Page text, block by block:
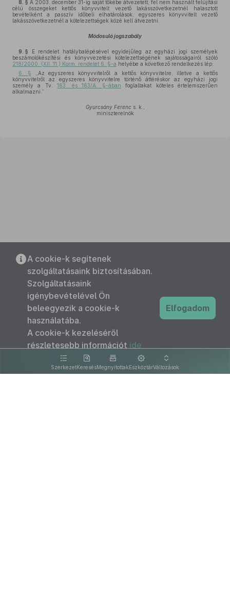
8. § A 2003. december 31-ig saját tőkébe átvezetett, fel nem használt felújítási
célú összegeket kettős könyvvitelt vezető lakásszövetkezetnél halasztott
bevételként a passzív időbeli elhatárolások, egyszeres könyvvitelt vezető
lakásszövetkezetnél a kötelezettségek közé kell átvezetni.
Módosuló jogszabály
9. § E rendelet hatálybalépésével egyidejűleg az egyházi jogi személyek
beszámolókészítési és könyvvezetési kötelezettségének sajátosságairól szóló
218/2000. (XII. 11.) Korm. rendelet 6. §-a helyébe a következő rendelkezés lép:
6. § „Az egyszeres könyvvitelről a kettős könyvvitelre, illetve a kettős
könyvvitelről az egyszeres könyvvitelre történő áttéréskor az egyházi jogi
személy a Tv.163. és 163/A. §-ában foglaltakat köteles értelemszerűen
alkalmazni.”
Gyurcsány Ferenc s. k.,
miniszterelnök
SzerkezetKeresésMegnyitottakEszköztárVáltozások
A cookie-k segítenek
szolgáltatásaink biztosításában.
Szolgáltatásaink
igénybevételével Ön
beleegyezik a cookie-k
használatába.
A cookie-k kezeléséről
részletesebb információt ide
kattintva olvashat.
Elfogadom